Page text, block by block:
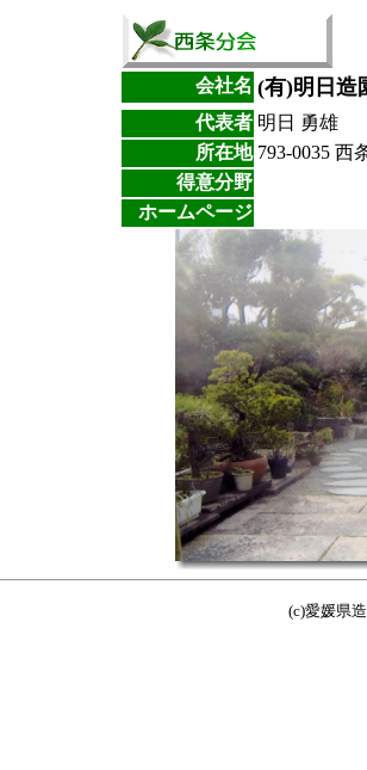
会社名 (有)明日造
代表者 明日 勇雄
所在地 793-0035 西
得意分野
ホームページ
(c)愛媛県